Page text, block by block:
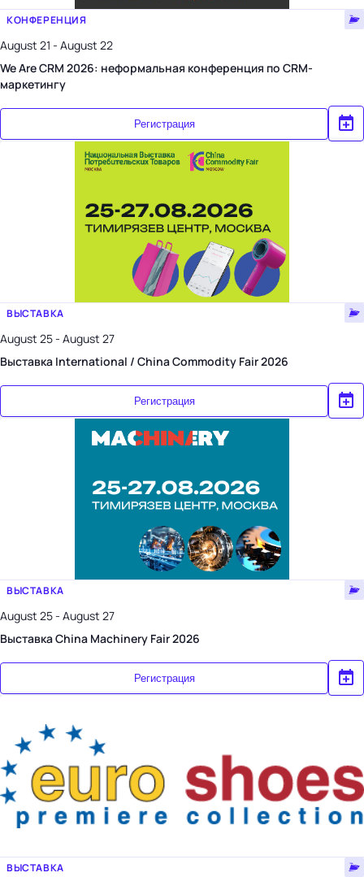
КОНФЕРЕНЦИЯ
August 21 - August 22
We Are CRM 2026: неформальная конференция по CRM-
маркетингу
Регистрация
ВЫСТАВКА
August 25 - August 27
Выставка International / China Commodity Fair 2026
Регистрация
ВЫСТАВКА
August 25 - August 27
Выставка China Machinery Fair 2026
Регистрация
ВЫСТАВКА